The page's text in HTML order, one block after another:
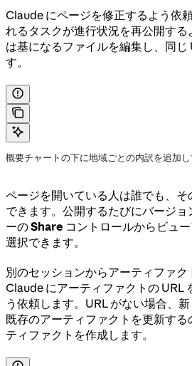
Claude にページを修正するよう依
れるタスクが進行状況を再公開す
は基になるファイルを編集し、同じ
す。
概要チャートの下に地域ごとの内訳を追加し
ページを開いている人は誰でも、
できます。公開するたびにバージ
ーのShare コントロールからビュ
選択できます。
別のセッションからアーティファク
Claude にアーティファクトの URL
う依頼します。URL がない場合、
既存のアーティファクトを更新す
ティファクトを作成します。